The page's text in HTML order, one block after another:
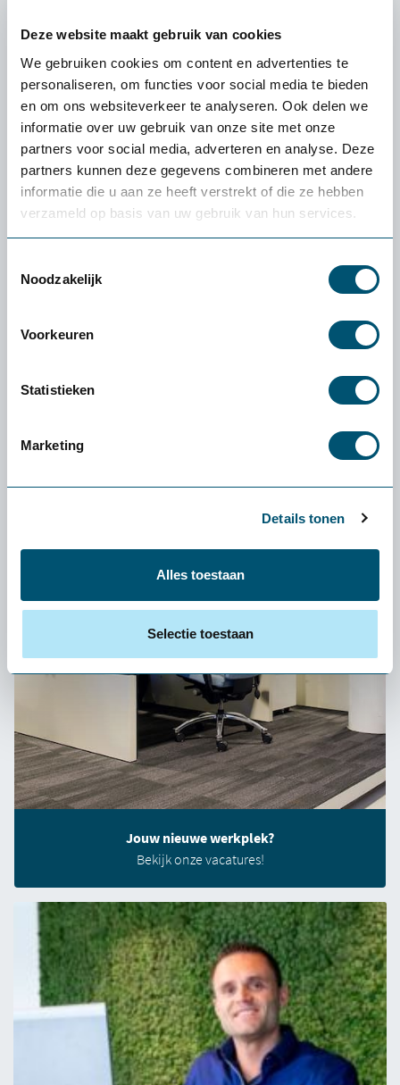
Deze website maakt gebruik van cookies
We gebruiken cookies om content en advertenties te
personaliseren, om functies voor social media te bieden
en om ons websiteverkeer te analyseren. Ook delen we
informatie over uw gebruik van onze site met onze
partners voor social media, adverteren en analyse. Deze
partners kunnen deze gegevens combineren met andere
informatie die u aan ze heeft verstrekt of die ze hebben
verzameld op basis van uw gebruik van hun services.
Noodzakelijk
Voorkeuren
Statistieken
Marketing
Details tonen
Alles toestaan
Selectie toestaan
Kwaliteitsmanager
Jouw nieuwe werkplek?
Bekijk onze vacatures!